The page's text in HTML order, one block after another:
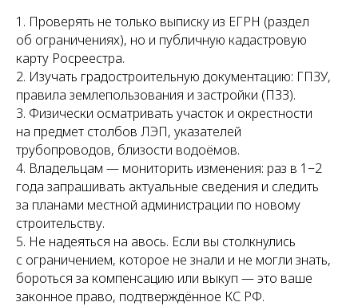
1. Проверять не только выписку из ЕГРН (раздел
об ограничениях), но и публичную кадастровую
карту Росреестра.
2. Изучать градостроительную документацию: ГПЗУ,
правила землепользования и застройки (ПЗЗ).
3. Физически осматривать участок и окрестности
на предмет столбов ЛЭП, указателей
трубопроводов, близости водоёмов.
4. Владельцам — мониторить изменения: раз в 1−2
года запрашивать актуальные сведения и следить
за планами местной администрации по новому
строительству.
5. Не надеяться на авось. Если вы столкнулись
с ограничением, которое не знали и не могли знать,
бороться за компенсацию или выкуп — это ваше
законное право, подтверждённое КС РФ.